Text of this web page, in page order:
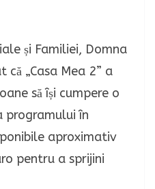
și Familiei, Domna
că „Casa Mea 2” a
să își cumpere o
programului în
aproximativ
pentru a sprijini